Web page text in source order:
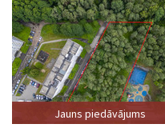
Jauns piedāvājums